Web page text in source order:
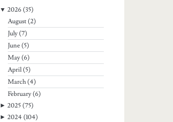
▼ 2026 (35)
August (2)
July (7)
June (5)
May (6)
April (5)
March (4)
February (6)
► 2025 (75)
► 2024 (104)